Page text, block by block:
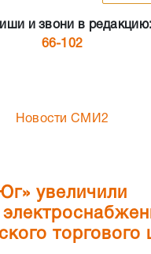
и звони в редакцию:
66-102
Новости СМИ2
увеличили
торгового